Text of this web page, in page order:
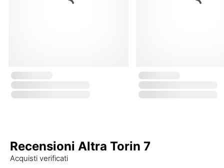
Recensioni Altra Torin 7
Acquisti verificati